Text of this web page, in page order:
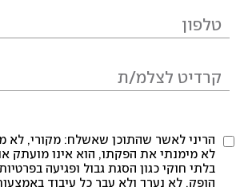
הריני לאשר שהתוכן שאשלח: מקורי, לא
לא מימנתי את הפקתו, הוא אינו מועתק
בלתי חוקי כגון הסגת גבול ופגיעה
הופק, לא נערך ולא עבר כל עיבוד